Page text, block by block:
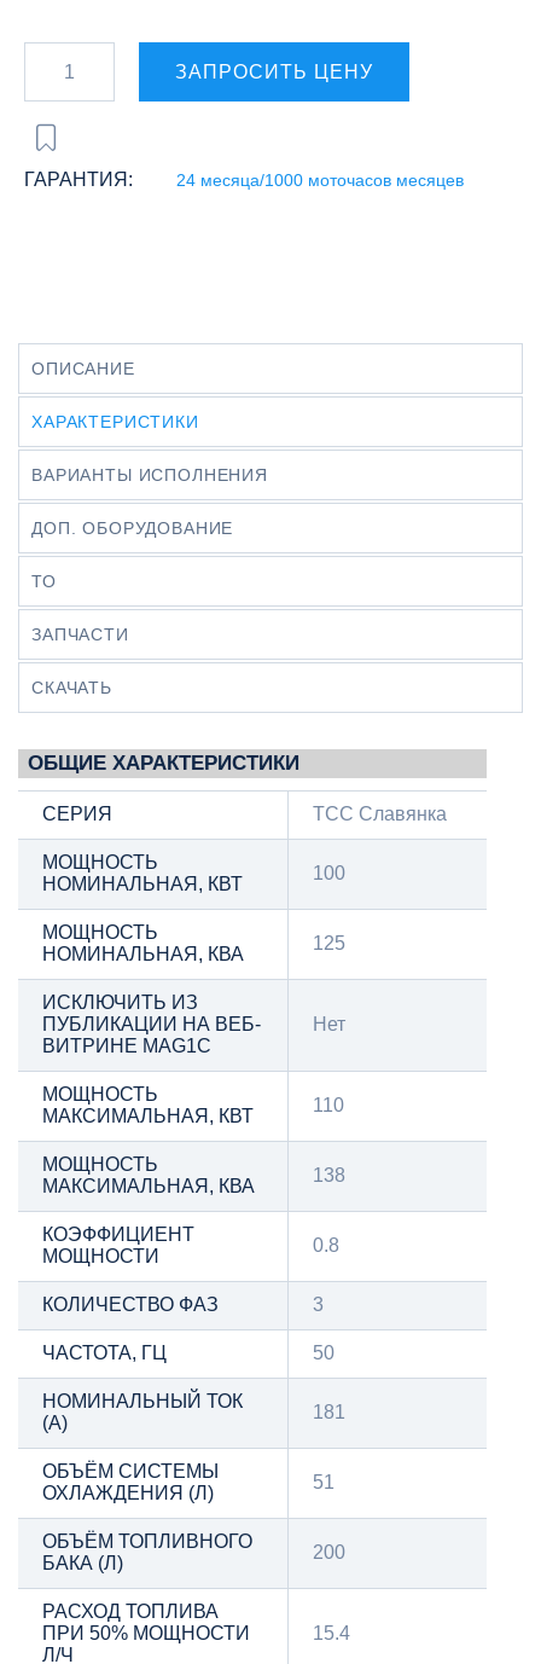
ЗАПРОСИТЬ ЦЕНУ
ГАРАНТИЯ: 24 месяца/1000 моточасов месяцев
ОПИСАНИЕ
ХАРАКТЕРИСТИКИ
ВАРИАНТЫ ИСПОЛНЕНИЯ
ДОП. ОБОРУДОВАНИЕ
ТО
ЗАПЧАСТИ
СКАЧАТЬ
ОБЩИЕ ХАРАКТЕРИСТИКИ
СЕРИЯ ТСС Славянка
МОЩНОСТЬ
НОМИНАЛЬНАЯ, КВТ
100
МОЩНОСТЬ
НОМИНАЛЬНАЯ, КВА
125
ИСКЛЮЧИТЬ ИЗ
ПУБЛИКАЦИИ НА ВЕБ-
ВИТРИНЕ MAG1C
Нет
МОЩНОСТЬ
МАКСИМАЛЬНАЯ, КВТ
110
МОЩНОСТЬ
МАКСИМАЛЬНАЯ, КВА
138
КОЭФФИЦИЕНТ
МОЩНОСТИ
0.8
КОЛИЧЕСТВО ФАЗ 3
ЧАСТОТА, ГЦ 50
НОМИНАЛЬНЫЙ ТОК
(А)
181
ОБЪЁМ СИСТЕМЫ
ОХЛАЖДЕНИЯ (Л)
51
ОБЪЁМ ТОПЛИВНОГО
БАКА (Л)
200
РАСХОД ТОПЛИВА
ПРИ 50% МОЩНОСТИ
Л/Ч
15.4